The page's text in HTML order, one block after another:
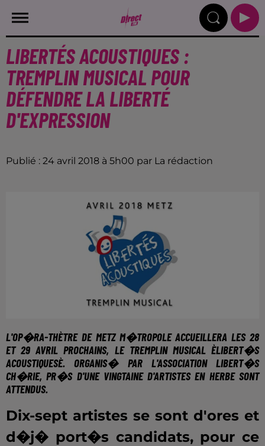
LIBERTÉS ACOUSTIQUES :
TREMPLIN MUSICAL POUR
DÉFENDRE LA LIBERTÉ
D'EXPRESSION
Publié : 24 avril 2018 à 5h00 par La rédaction
L'OP�RA-THÈTRE DE METZ M�TROPOLE ACCUEILLERA LES 28
ET 29 AVRIL PROCHAINS, LE TREMPLIN MUSICALÈLIBERT�S
ACOUSTIQUESÈ. ORGANIS� PAR L'ASSOCIATION LIBERT�S
CH�RIE, PR�S D'UNE VINGTAINE D'ARTISTES EN HERBE SONT
ATTENDUS.
Dix-sept artistes se sont d'ores et
d�j� port�s candidats, pour ce